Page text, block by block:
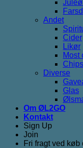
Juleøl
Andet
Cider
Likør
Most
Chips
Diverse
Glas
Om ØL2GO
Kontakt
Sign Up
Join
Fri fragt ved køb